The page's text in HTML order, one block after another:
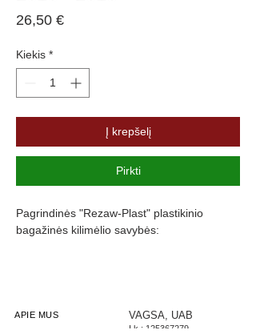
26,50 €Price
Kiekis *
Į krepšelį
Pirkti
Pagrindinės "Rezaw-Plast" plastikinio
bagažinės kilimėlio savybės:
Pagamintas iš polietileno
Turi gofruotą paviršių
APIE MUS
VAGSA, UAB
Į.k.: 125367279